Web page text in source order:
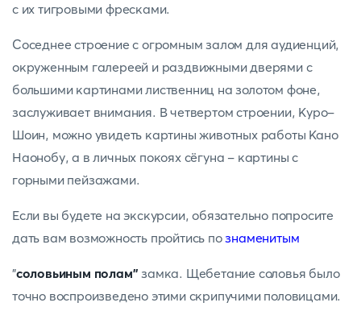
с их тигровыми фресками.
Соседнее строение с огромным залом для аудиенций,
окруженным галереей и раздвижными дверями с
большими картинами лиственниц на золотом фоне,
заслуживает внимания. В четвертом строении, Куро-
Шоин, можно увидеть картины животных работы Кано
Наонобу, а в личных покоях сёгуна - картины с
горными пейзажами.
Если вы будете на экскурсии, обязательно попросите
дать вам возможность пройтись познаменитым
"соловьиным полам"замка. Щебетание соловья было
точно воспроизведено этими скрипучими половицами.